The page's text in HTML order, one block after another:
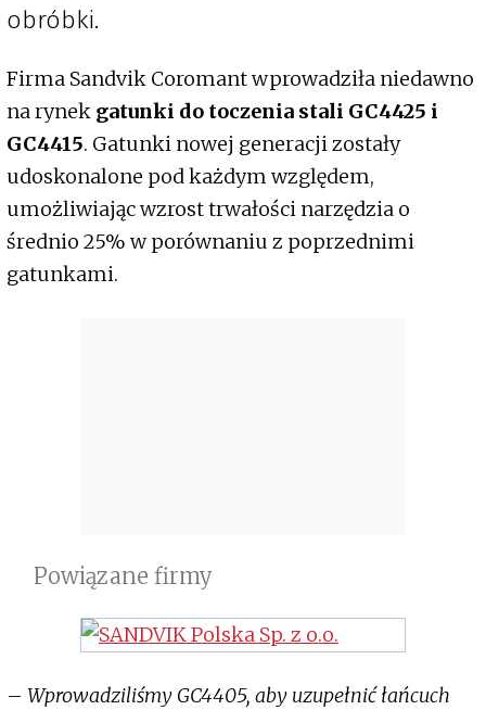
obróbki.
Firma Sandvik Coromant wprowadziła niedawno
na rynek gatunki do toczenia stali GC4425 i
GC4415. Gatunki nowej generacji zostały
udoskonalone pod każdym względem,
umożliwiając wzrost trwałości narzędzia o
średnio 25% w porównaniu z poprzednimi
gatunkami.
Powiązane firmy
– Wprowadziliśmy GC4405, aby uzupełnić łańcuch